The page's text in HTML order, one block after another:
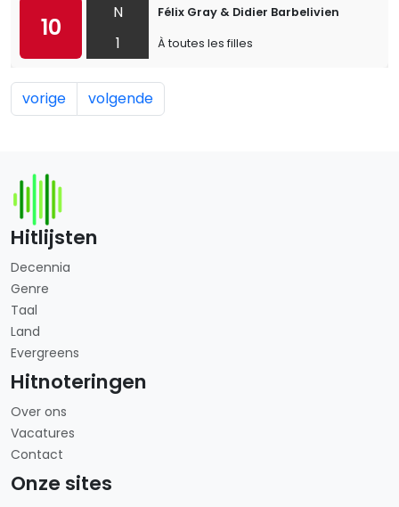
10
N
1
Félix Gray & Didier Barbelivien
À toutes les filles
vorige volgende
Hitlijsten
Decennia
Genre
Taal
Land
Evergreens
Hitnoteringen
Over ons
Vacatures
Contact
Onze sites